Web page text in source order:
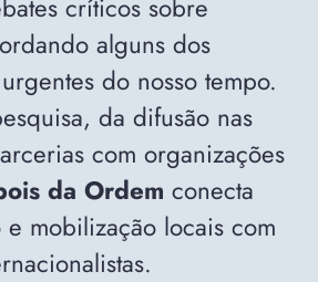
críticos sobre
alguns dos
do nosso tempo.
da difusão nas
com organizações
da Ordem conecta
mobilização locais com